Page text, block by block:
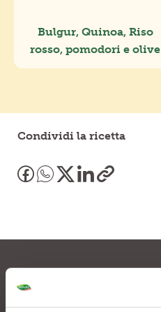
Bulgur, Quinoa, Riso
rosso, pomodori e olive
Condividi la ricetta